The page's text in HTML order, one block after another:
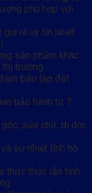
phù hợp với
rẻ uy tín nhiệt
sản phẩm khác
trường.
bảo lắp đặt
bảo hành từ 3
sửa chữ, di dời
sự nhiệt tình hỗ
thức thức lẫn tinh